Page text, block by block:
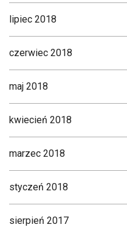
lipiec 2018
czerwiec 2018
maj 2018
kwiecień 2018
marzec 2018
styczeń 2018
sierpień 2017